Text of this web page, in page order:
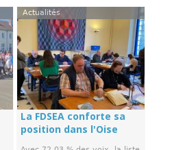
Actualités
La FDSEA conforte sa
position dans l'Oise